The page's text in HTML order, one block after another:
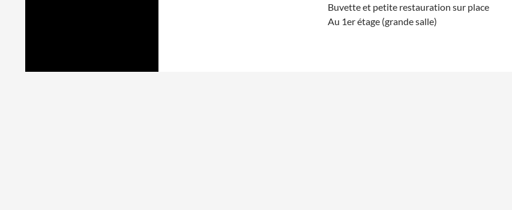
Buvette et petite restauration sur place
Au 1er étage (grande salle)